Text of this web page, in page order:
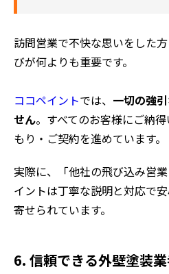
訪問営業で不快な思いをした
びが何よりも重要です。
ココペイントでは、 一切の強
せん。すべてのお客様にご納
もり・ご契約を進めています。
実際に、「他社の飛び込み営
イントは丁寧な説明と対応で
寄せられています。
6. 信頼できる外壁塗装